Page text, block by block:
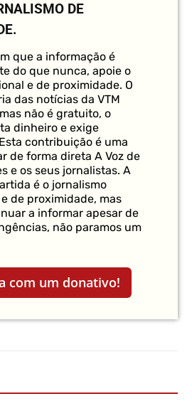
DE
que a informação é
do que nunca, apoie o
e de proximidade. O
das notícias da VTM
não é gratuito, o
dinheiro e exige
contribuição é uma
de forma direta A Voz de
e os seus jornalistas. A
é o jornalismo
de proximidade, mas
a informar apesar de
não paramos um
com um donativo!